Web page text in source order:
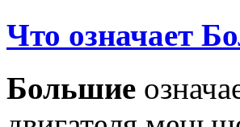
Что означает
Большие